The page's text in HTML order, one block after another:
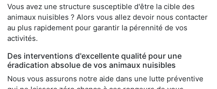
Vous avez une structure susceptible d'être la cible des
animaux nuisibles ? Alors vous allez devoir nous contacter
au plus rapidement pour garantir la pérennité de vos
activités.
Des interventions d'excellente qualité pour une
éradication absolue de vos animaux nuisibles
Nous vous assurons notre aide dans une lutte préventive